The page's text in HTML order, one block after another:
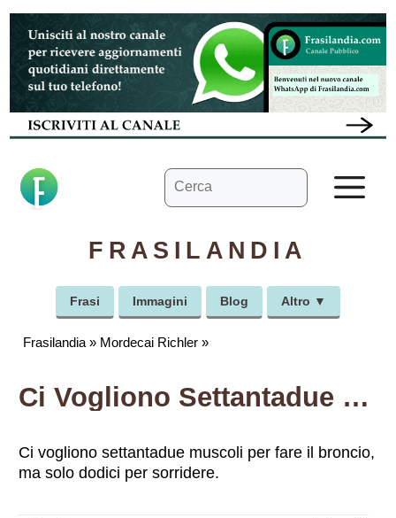
Vai
contenuto
Ricerca
per:
FRASILANDIA
Frasi Immagini Blog Altro ▼
Frasilandia » Mordecai Richler »
Ci Vogliono Settantadue Muscoli Per…
Ci vogliono settantadue muscoli per fare il broncio,
ma solo dodici per sorridere.